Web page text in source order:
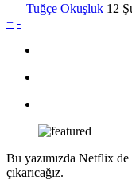
Tuğçe Okuşluk 12
+ -
Bu yazımızda Netflix
çıkarıcağız.